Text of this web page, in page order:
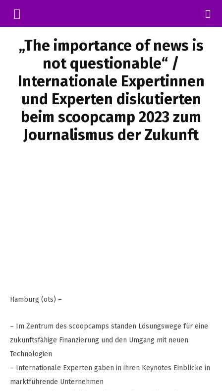
„The importance of news is
not questionable“ /
Internationale Expertinnen
und Experten diskutierten
beim scoopcamp 2023 zum
Journalismus der Zukunft
Hamburg (ots) –
– Im Zentrum des scoopcamps standen Lösungswege für eine
zukunftsfähige Finanzierung und den Umgang mit neuen
Technologien
– Internationale Experten gaben in ihren Keynotes Einblicke in
marktführende Unternehmen